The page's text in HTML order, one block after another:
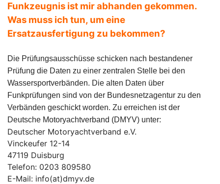
Funkzeugnis ist mir abhanden gekommen.
Was muss ich tun, um eine
Ersatzausfertigung zu bekommen?
Die Prüfungsausschüsse schicken nach bestandener
Prüfung die Daten zu einer zentralen Stelle bei den
Wassersportverbänden. Die alten Daten über
Funkprüfungen sind von der Bundesnetzagentur zu den
Verbänden geschickt worden. Zu erreichen ist der
Deutsche Motoryachtverband (DMYV) unter:
Deutscher Motoryachtverband e.V.
Vinckeufer 12-14
47119 Duisburg
Telefon: 0203 809580
E-Mail: info(at)dmyv.de